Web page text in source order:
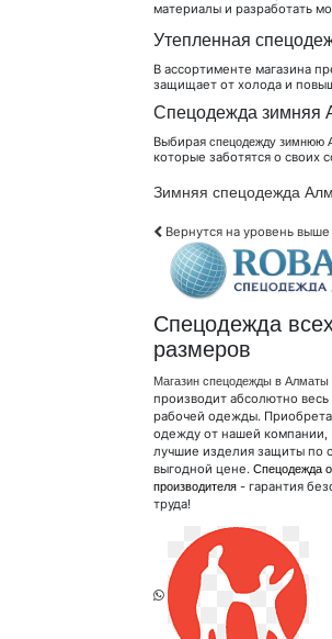
материалы и разработать
Утепленная
В ассортименте магазина
защищает от холода и
Спецодежда зимняя
Выбираяспецодежду зимнюю
которые заботятся о своих
Зимняя спецодежда
Вернутся на уровень выше
Спецодежда
размеров
Магазин спецодежды в Алматы
производит абсолютно
рабочей одежды.
одежду от нашей компании,
лучшие изделия защиты по
выгодной цене. Спецодежда
производителя - гарантия
труда!